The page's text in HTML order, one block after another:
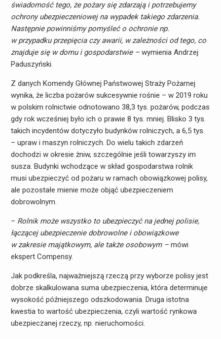
świadomość tego, że pożary się zdarzają i potrzebujemy
ochrony ubezpieczeniowej na wypadek takiego zdarzenia.
Następnie powinniśmy pomyśleć o ochronie np.
w przypadku przepięcia czy awarii, w zależności od tego, co
znajduje się w domu i gospodarstwie –wymienia Andrzej
Paduszyński.
Z danych Komendy Głównej Państwowej Straży Pożarnej
wynika, że liczba pożarów sukcesywnie rośnie – w 2019 roku
w polskim rolnictwie odnotowano 38,3 tys. pożarów, podczas
gdy rok wcześniej było ich o prawie 8 tys. mniej. Blisko 3 tys.
takich incydentów dotyczyło budynków rolniczych, a 6,5 tys.
– upraw i maszyn rolniczych. Do wielu takich zdarzeń
dochodzi w okresie żniw, szczególnie jeśli towarzyszy im
susza. Budynki wchodzące w skład gospodarstwa rolnik
musi ubezpieczyć od pożaru w ramach obowiązkowej polisy,
ale pozostałe mienie może objąć ubezpieczeniem
dobrowolnym.
– Rolnik może wszystko to ubezpieczyć na jednej polisie,
łączącej ubezpieczenie dobrowolne i obowiązkowe
w zakresie majątkowym, ale także osobowym –mówi
ekspert Compensy.
Jak podkreśla, najważniejszą rzeczą przy wyborze polisy jest
dobrze skalkulowana suma ubezpieczenia, która determinuje
wysokość późniejszego odszkodowania. Druga istotna
kwestia to wartość ubezpieczenia, czyli wartość rynkowa
ubezpieczanej rzeczy, np. nieruchomości.